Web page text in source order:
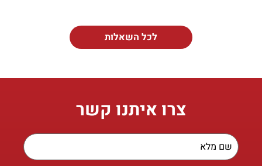
לכל השאלות
צרו איתנו קשר